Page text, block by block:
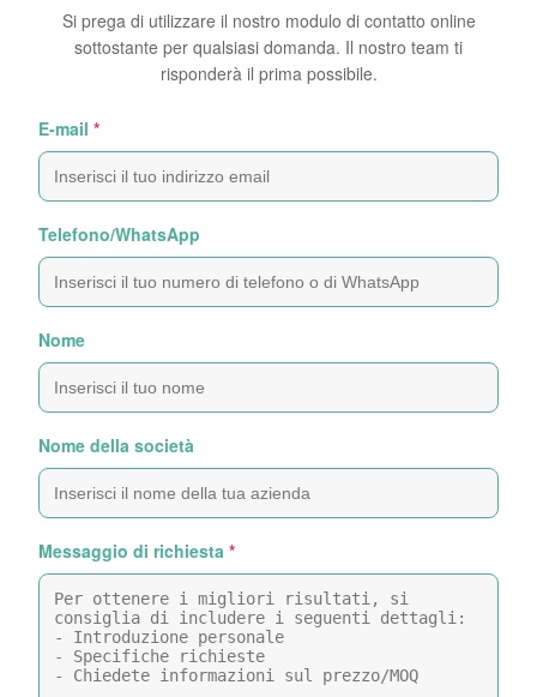
Si prega di utilizzare il nostro modulo di contatto online
sottostante per qualsiasi domanda. Il nostro team ti
risponderà il prima possibile.
E-mail *
Telefono/WhatsApp
Nome
Nome della società
Messaggio di richiesta *